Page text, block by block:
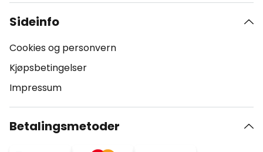
Sideinfo
Cookies og personvern
Kjøpsbetingelser
Impressum
Betalingsmetoder